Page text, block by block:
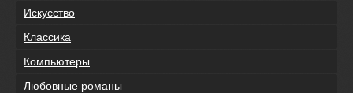
Искусство
Классика
Компьютеры
Любовные романы